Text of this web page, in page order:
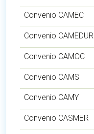
Convenio CAMEC
Convenio CAMEDUR
Convenio CAMOC
Convenio CAMS
Convenio CAMY
Convenio CASMER